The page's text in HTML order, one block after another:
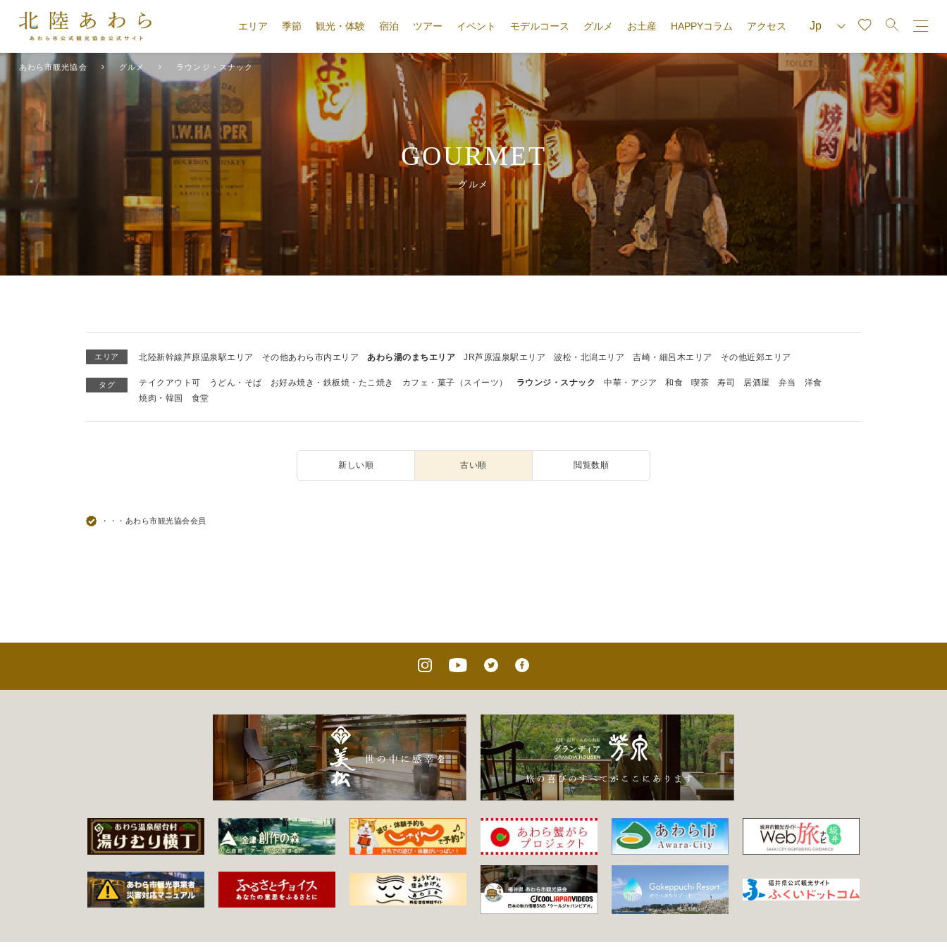
エリア 季節 観光・体験 宿泊 ツアー イベント モデルコース グルメ お土産 HAPPYコラム アクセス
あわら市観光協会 グルメ ラウンジ・スナック
GOURMET
グルメ
エリア 北陸新幹線芦原温泉駅エリア その他あわら市内エリア あわら湯のまちエリア JR芦原温泉駅エリア 波松・北潟エリア 吉崎・細呂木エリア その他近郊エリア
タグ テイクアウト可 うどん・そば お好み焼き・鉄板焼・たこ焼き カフェ・菓子（スイーツ） ラウンジ・スナック 中華・アジア 和食 喫茶 寿司 居酒屋 弁当
洋食
焼肉・韓国
食堂
新しい順 古い順 閲覧数順
・・・あわら市観光協会会員